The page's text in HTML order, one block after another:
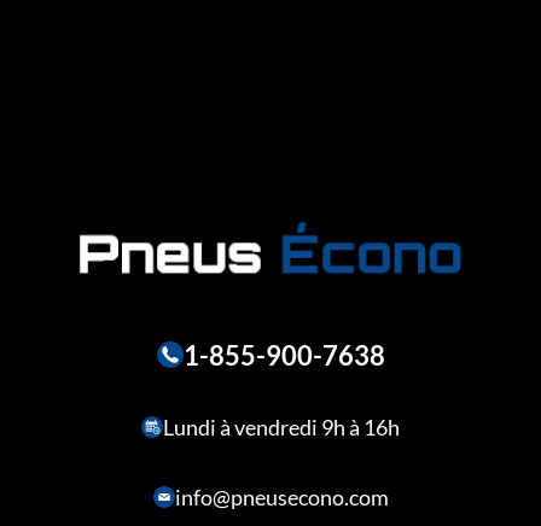
1-855-900-7638
Lundi à vendredi 9h à 16h
info@pneusecono.com